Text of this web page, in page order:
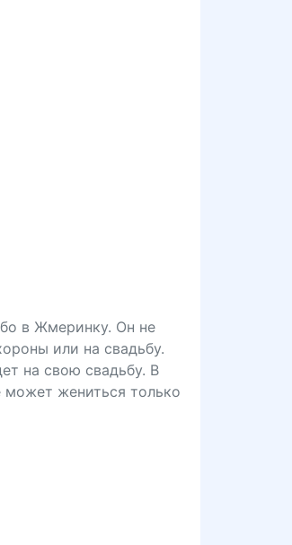
в Жмеринку. Он не
или на свадьбу.
на свою свадьбу. В
жениться только